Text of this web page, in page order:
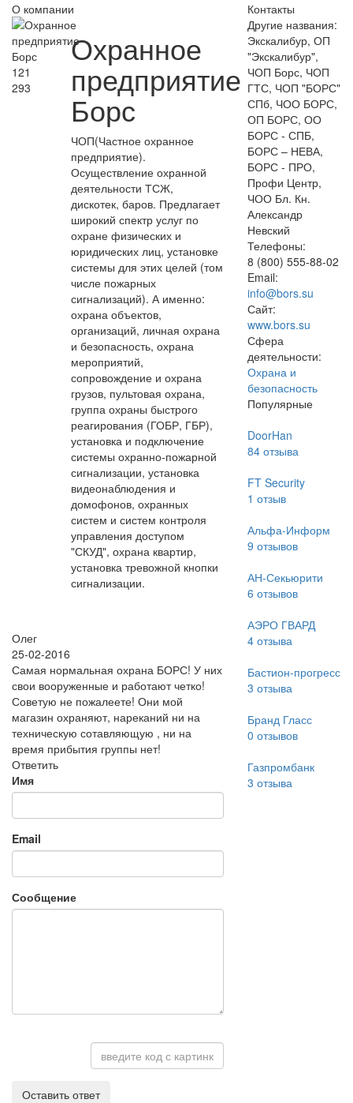
О компании
121
293
Охранное
предприятие
Борс
ЧОП(Частное охранное
предприятие).
Осуществление охранной
деятельности ТСЖ,
дискотек, баров. Предлагает
широкий спектр услуг по
охране физических и
юридических лиц, установке
системы для этих целей (том
числе пожарных
сигнализаций). А именно:
охрана объектов,
организаций, личная охрана
и безопасность, охрана
мероприятий,
сопровождение и охрана
грузов, пультовая охрана,
группа охраны быстрого
реагирования (ГОБР, ГБР),
установка и подключение
системы охранно-пожарной
сигнализации, установка
видеонаблюдения и
домофонов, охранных
систем и систем контроля
управления доступом
"СКУД", охрана квартир,
установка тревожной кнопки
сигнализации.
Олег
25-02-2016
Самая нормальная охрана БОРС! У них
свои вооруженные и работают четко!
Советую не пожалеете! Они мой
магазин охраняют, нареканий ни на
техническую сотавляющую , ни на
время прибытия группы нет!
Ответить
Имя
Email
Сообщение
Оставить ответ
Контакты
Другие названия:
Экскалибур, ОП
"Экскалибур",
ЧОП Борс, ЧОП
ГТС, ЧОП "БОРС"
СПб, ЧОО БОРС,
ОП БОРС, ОО
БОРС - СПБ,
БОРС – НЕВА,
БОРС - ПРО,
Профи Центр,
ЧОО Бл. Кн.
Александр
Невский
Телефоны:
8 (800) 555-88-02
Email:
info@bors.su
Сайт:
www.bors.su
Сфера
деятельности:
Охрана и
безопасность
Популярные
DoorHan
84отзыва
FT Security
1 отзыв
Альфа-Информ
9 отзывов
АН-Секьюрити
6 отзывов
АЭРО ГВАРД
4отзыва
Бастион-прогресс
3 отзыва
Бранд Гласс
0 отзывов
Газпромбанк
3 отзыва